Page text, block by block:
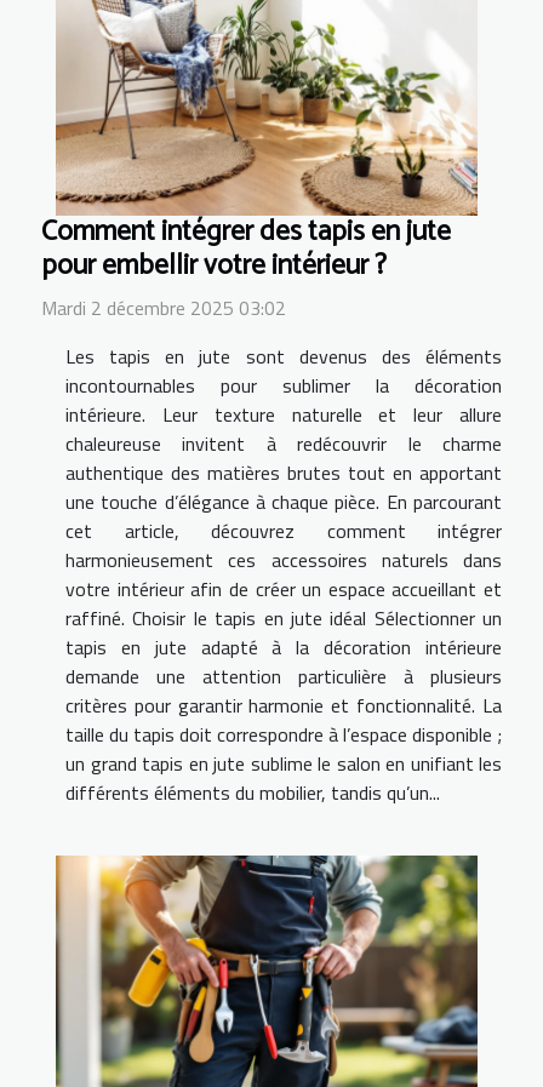
Comment intégrer des tapis en jute
pour embellir votre intérieur ?
Mardi 2 décembre 2025 03:02
Les tapis en jute sont devenus des éléments
incontournables pour sublimer la décoration
intérieure. Leur texture naturelle et leur allure
chaleureuse invitent à redécouvrir le charme
authentique des matières brutes tout en apportant
une touche d’élégance à chaque pièce. En parcourant
cet article, découvrez comment intégrer
harmonieusement ces accessoires naturels dans
votre intérieur afin de créer un espace accueillant et
raffiné. Choisir le tapis en jute idéal Sélectionner un
tapis en jute adapté à la décoration intérieure
demande une attention particulière à plusieurs
critères pour garantir harmonie et fonctionnalité. La
taille du tapis doit correspondre à l’espace disponible ;
un grand tapis en jute sublime le salon en unifiant les
différents éléments du mobilier, tandis qu’un...